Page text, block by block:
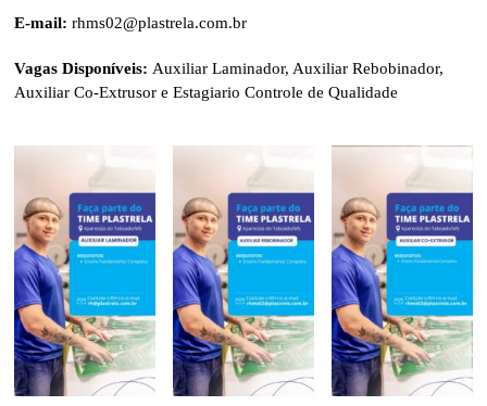
E-mail: rhms02@plastrela.com.br
Vagas Disponíveis:Auxiliar Laminador, Auxiliar Rebobinador,
Auxiliar Co-Extrusor e Estagiario Controle de Qualidade